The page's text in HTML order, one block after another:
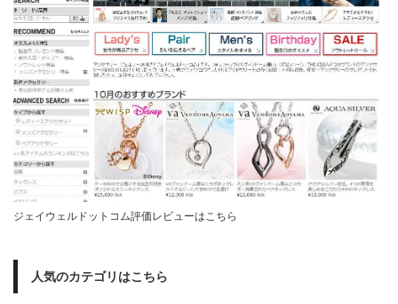
ジェイウェルドットコム評価レビューはこちら
人気のカテゴリはこちら